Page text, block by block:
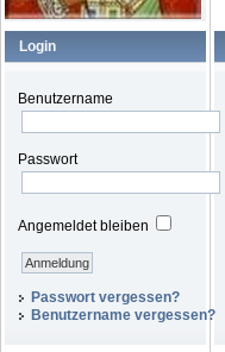
Login
Benutzername
Passwort
Angemeldet bleiben
Passwort vergessen?
Benutzername vergessen?